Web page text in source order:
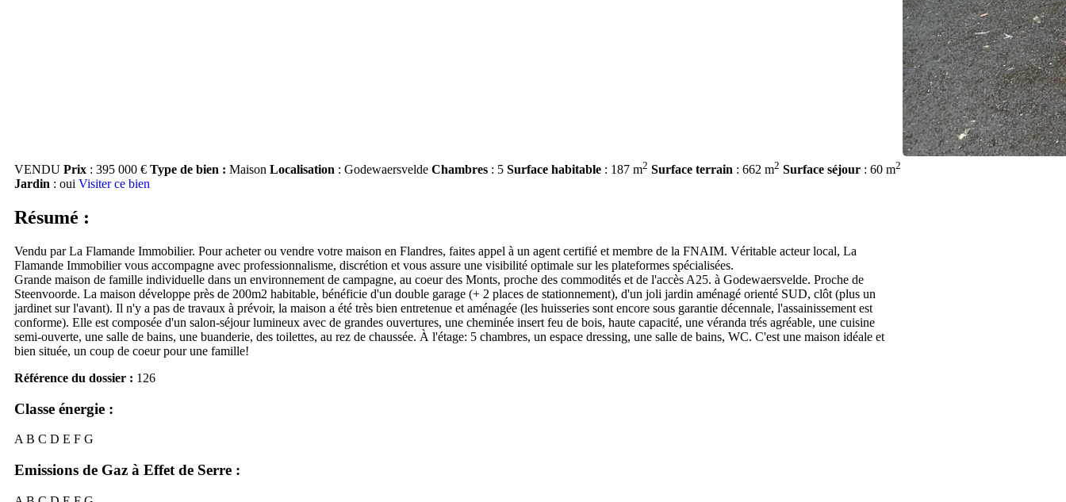
VENDU Prix : 395 000 € Type de bien : Maison Localisation : Godewaersvelde Chambres : 5 Surface habitable : 187 m2 Surface terrain : 662 m2 Surface séjour : 60 m2
Jardin : oui Visiter ce bien
Résumé :
Vendu par La Flamande Immobilier. Pour acheter ou vendre votre maison en Flandres, faites appel à un agent certifié et membre de la FNAIM. Véritable acteur local, La
Flamande Immobilier vous accompagne avec professionnalisme, discrétion et vous assure une visibilité optimale sur les plateformes spécialisées.
Grande maison de famille individuelle dans un environnement de campagne, au coeur des Monts, proche des commodités et de l'accès A25. à Godewaersvelde. Proche de
Steenvoorde. La maison développe près de 200m2 habitable, bénéficie d'un double garage (+ 2 places de stationnement), d'un joli jardin aménagé orienté SUD, clôt (plus un
jardinet sur l'avant). Il n'y a pas de travaux à prévoir, la maison a été très bien entretenue et aménagée (les huisseries sont encore sous garantie décennale, l'assainissement est
conforme). Elle est composée d'un salon-séjour lumineux avec de grandes ouvertures, une cheminée insert feu de bois, haute capacité, une véranda trés agréable, une cuisine
semi-ouverte, une salle de bains, une buanderie, des toilettes, au rez de chaussée. À l'étage: 5 chambres, un espace dressing, une salle de bains, WC. C'est une maison idéale et
bien située, un coup de coeur pour une famille!
Référence du dossier : 126
Classe énergie :
A B C D E F G
Emissions de Gaz à Effet de Serre :